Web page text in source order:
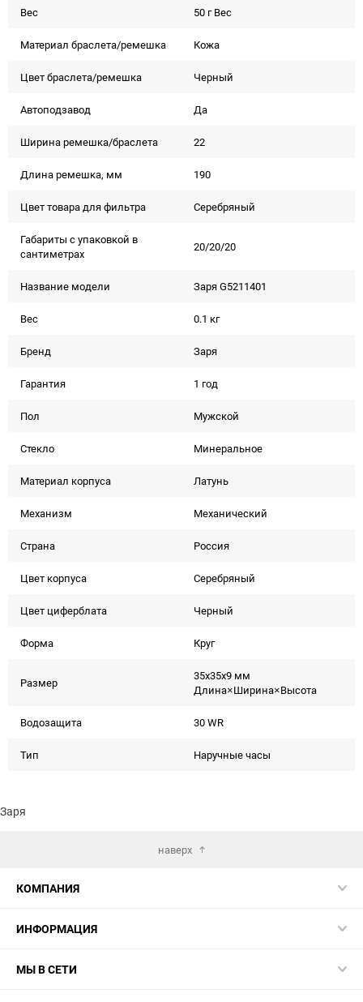
Вес 50 г Вес
Материал браслета/ремешка Кожа
Цвет браслета/ремешка Черный
Автоподзавод Да
Ширина ремешка/браслета 22
Длина ремешка, мм 190
Цвет товара для фильтра Серебряный
Габариты с упаковкой в
сантиметрах
20/20/20
Название модели Заря G5211401
Вес 0.1 кг
Бренд Заря
Гарантия 1 год
Пол Мужской
Стекло Минеральное
Материал корпуса Латунь
Механизм Механический
Страна Россия
Цвет корпуса Серебряный
Цвет циферблата Черный
Форма Круг
Размер
35x35x9 мм
Длина×Ширина×Высота
Водозащита 30 WR
Тип Наручные часы
Заря
наверх
КОМПАНИЯ
ИНФОРМАЦИЯ
МЫ В СЕТИ